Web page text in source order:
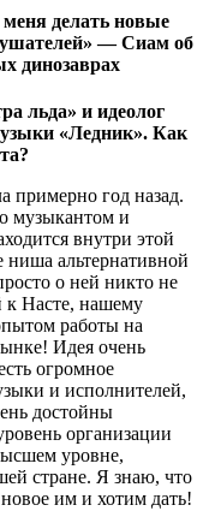
меня делать новые
— Сиам об
динозаврах
льда» и идеолог
«Ледник». Как
примерно год назад.
музыкантом и
внутри этой
ниша альтернативной
о ней никто не
к Насте, нашему
работы на
Идея очень
огромное
и исполнителей,
достойны
организации
уровне,
стране. Я знаю, что
им и хотим дать!